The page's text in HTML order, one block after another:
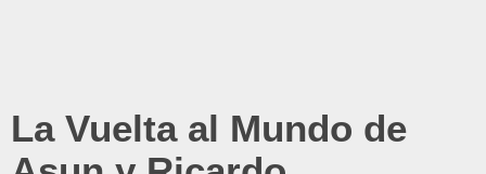
La Vuelta al Mundo de